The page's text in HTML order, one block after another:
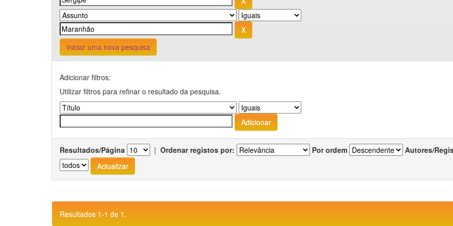
Iniciar uma nova pesquisa
Adicionar filtros:
Utilizar filtros para refinar o resultado da pesquisa.
Resultados/Página | Ordenar registos por: Por ordem Autores/
Resultados 1-1 de 1.